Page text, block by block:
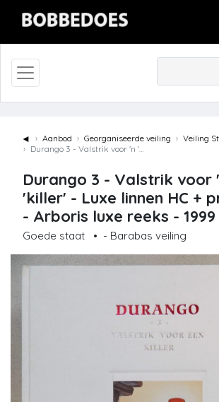
◄ Aanbod Georganiseerde veiling
Veiling
Durango 3 - Valstrik voor 'n 'killer' - Luxe linnen HC + prent - Arboris luxe reeks - 1999
Durango 3 - Valstrik voor
'killer' - Luxe linnen HC +
- Arboris luxe reeks - 1999
Goede staat • - Barabas veiling